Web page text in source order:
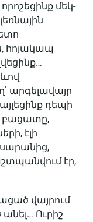
մեկ-
հոյակապ
արգելավայր
դեպի
բացատը,
էլի
էր,
վայրում
Ուրիշ